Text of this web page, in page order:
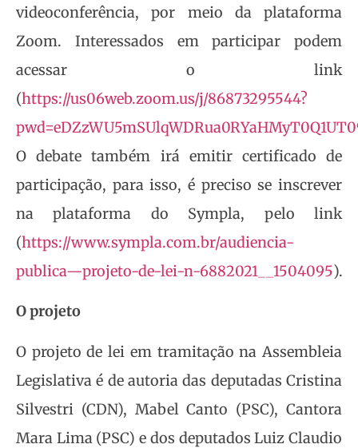
videoconferência, por meio da plataforma
Zoom. Interessados em participar podem
acessar o link
(https://us06web.zoom.us/j/86873295544?
O debate também irá emitir certificado de
participação, para isso, é preciso se inscrever
na plataforma do Sympla, pelo link
(https://www.sympla.com.br/audiencia-
publica—projeto-de-lei-n-6882021__1504095).
O projeto
O projeto de lei em tramitação na Assembleia
Legislativa é de autoria das deputadas Cristina
Silvestri (CDN), Mabel Canto (PSC), Cantora
Mara Lima (PSC) e dos deputados Luiz Claudio